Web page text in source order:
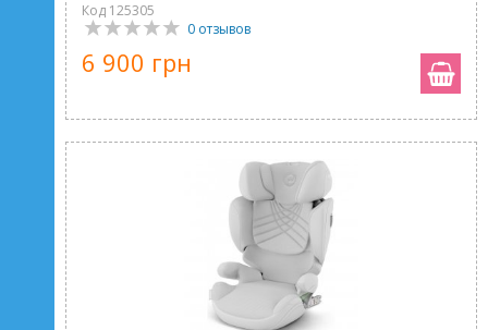
Код 125305
0 отзывов
6 900 грн